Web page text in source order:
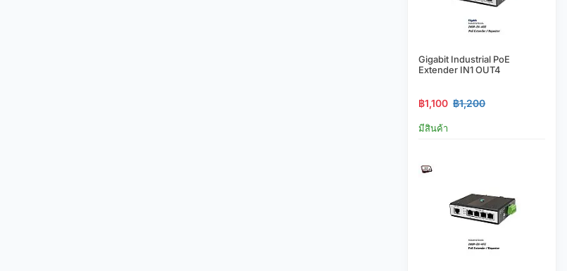
Gigabit Industrial PoE
Extender IN1 OUT4
฿1,100 ฿1,200
มีสินค้า